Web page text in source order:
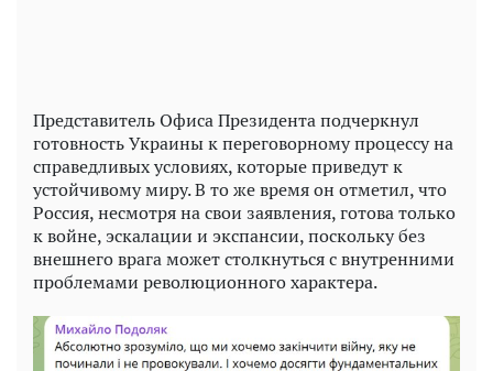
Представитель Офиса Президента подчеркнул
готовность Украины к переговорному процессу на
справедливых условиях, которые приведут к
устойчивому миру. В то же время он отметил, что
Россия, несмотря на свои заявления, готова только
к войне, эскалации и экспансии, поскольку без
внешнего врага может столкнуться с внутренними
проблемами революционного характера.